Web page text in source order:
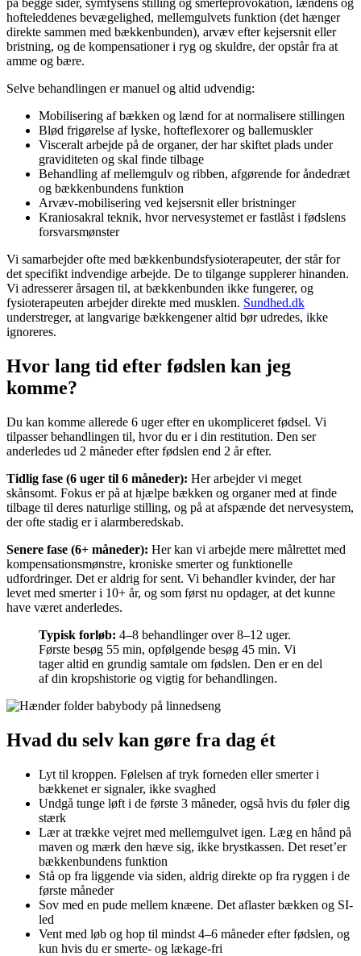
på begge sider, symfysens stilling og smerteprovokation, lændens og
hofteleddenes bevægelighed, mellemgulvets funktion (det hænger
direkte sammen med bækkenbunden), arvæv efter kejsersnit eller
bristning, og de kompensationer i ryg og skuldre, der opstår fra at
amme og bære.
Selve behandlingen er manuel og altid udvendig:
Mobilisering af bækken og lænd for at normalisere stillingen
Blød frigørelse af lyske, hofteflexorer og ballemuskler
Visceralt arbejde på de organer, der har skiftet plads under
graviditeten og skal finde tilbage
Behandling af mellemgulv og ribben, afgørende for åndedræt
og bækkenbundens funktion
Arvæv-mobilisering ved kejsersnit eller bristninger
Kraniosakral teknik, hvor nervesystemet er fastlåst i fødslens
forsvarsmønster
Vi samarbejder ofte med bækkenbundsfysioterapeuter, der står for
det specifikt indvendige arbejde. De to tilgange supplerer hinanden.
Vi adresserer årsagen til, at bækkenbunden ikke fungerer, og
fysioterapeuten arbejder direkte med musklen. Sundhed.dk
understreger, at langvarige bækkengener altid bør udredes, ikke
ignoreres.
Hvor lang tid efter fødslen kan jeg
komme?
Du kan komme allerede 6 uger efter en ukompliceret fødsel. Vi
tilpasser behandlingen til, hvor du er i din restitution. Den ser
anderledes ud 2 måneder efter fødslen end 2 år efter.
Tidlig fase (6 uger til 6 måneder): Her arbejder vi meget
skånsomt. Fokus er på at hjælpe bækken og organer med at finde
tilbage til deres naturlige stilling, og på at afspænde det nervesystem,
der ofte stadig er i alarmberedskab.
Senere fase (6+ måneder): Her kan vi arbejde mere målrettet med
kompensationsmønstre, kroniske smerter og funktionelle
udfordringer. Det er aldrig for sent. Vi behandler kvinder, der har
levet med smerter i 10+ år, og som først nu opdager, at det kunne
have været anderledes.
Typisk forløb: 4–8 behandlinger over 8–12 uger.
Første besøg 55 min, opfølgende besøg 45 min. Vi
tager altid en grundig samtale om fødslen. Den er en del
af din kropshistorie og vigtig for behandlingen.
Hvad du selv kan gøre fra dag ét
Lyt til kroppen. Følelsen af tryk forneden eller smerter i
bækkenet er signaler, ikke svaghed
Undgå tunge løft i de første 3 måneder, også hvis du føler dig
stærk
Lær at trække vejret med mellemgulvet igen. Læg en hånd på
maven og mærk den hæve sig, ikke brystkassen. Det reset’er
bækkenbundens funktion
Stå op fra liggende via siden, aldrig direkte op fra ryggen i de
første måneder
Sov med en pude mellem knæene. Det aflaster bækken og SI-
led
Vent med løb og hop til mindst 4–6 måneder efter fødslen, og
kun hvis du er smerte- og lækage-fri